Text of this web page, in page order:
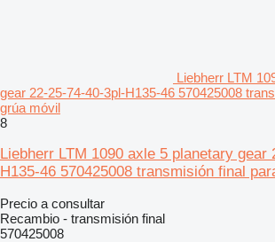
Liebherr LTM
gear 22-25-74-40-3pl-H135-46 570425008
grúa móvil
8
Liebherr LTM 1090 axle 5 planetary gear
H135-46 570425008 transmisión final
Precio a consultar
Recambio - transmisión final
570425008